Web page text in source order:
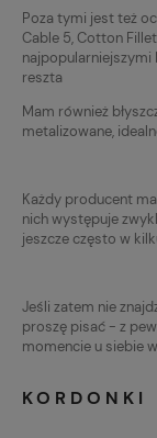
Poza tymi jest też
Cable 5, Cotton
najpopularniejszymi
reszta
Mam również
metalizowane,
Każdy producent
nich występuje
jeszcze często w
Jeśli zatem nie
proszę pisać - z
momencie u siebie
KORDONKI